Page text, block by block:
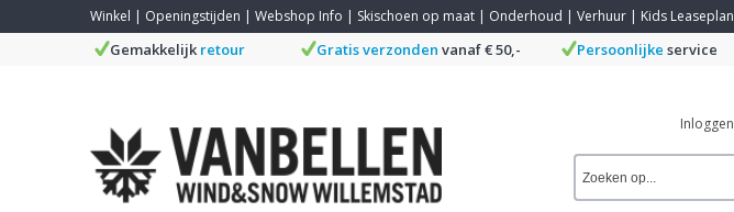
Winkel | Openingstijden | Webshop Info | Skischoen op maat | Onderhoud | Verhuur | Kids Leaseplan
Gemakkelijk retour Gratis verzonden vanaf € 50,- Persoonlijke service
Inloggen